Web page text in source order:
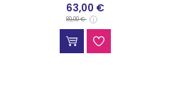
63,00 €
89,00 €